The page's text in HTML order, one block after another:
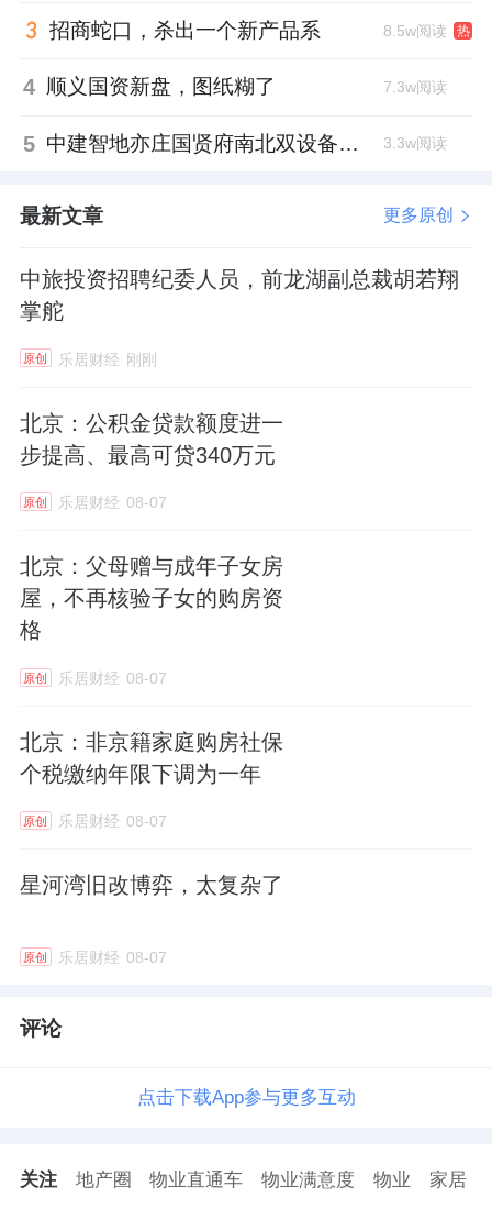
招商蛇口，杀出一个新产品系 8.5w阅读 热
4 顺义国资新盘，图纸糊了 7.3w阅读
5 中建智地亦庄国贤府南北双设备平台，得房率创区域新高 3.3w阅读
最新文章 更多原创
中旅投资招聘纪委人员，前龙湖副总裁胡若翔
掌舵
原创 乐居财经 刚刚
北京：公积金贷款额度进一
步提高、最高可贷340万元
原创 乐居财经 08-07
北京：父母赠与成年子女房
屋，不再核验子女的购房资
格
原创 乐居财经 08-07
北京：非京籍家庭购房社保
个税缴纳年限下调为一年
原创 乐居财经 08-07
星河湾旧改博弈，太复杂了
原创 乐居财经 08-07
评论
点击下载App参与更多互动
关注 地产圈 物业直通车 物业满意度 物业 家居